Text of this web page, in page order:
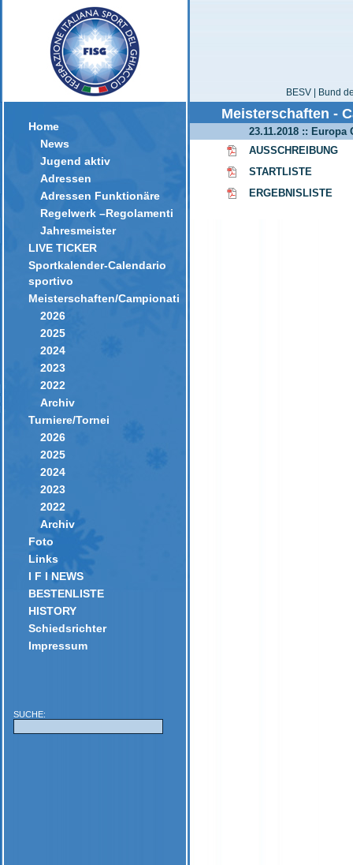
Home
News
Jugend aktiv
Adressen
Adressen Funktionäre
Regelwerk –Regolamenti
Jahresmeister
LIVE TICKER
Sportkalender-Calendario
sportivo
Meisterschaften/Campionati
2026
2025
2024
2023
2022
Archiv
Turniere/Tornei
2026
2025
2024
2023
2022
Archiv
Foto
Links
I F I NEWS
BESTENLISTE
HISTORY
Schiedsrichter
Impressum
SUCHE:
BESV | Bund
Meisterschaften -
23.11.2018 :: Europa
AUSSCHREIBUNG
STARTLISTE
ERGEBNISLISTE